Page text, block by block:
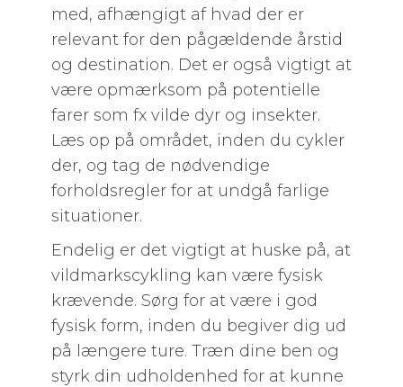
med, afhængigt af hvad der er
relevant for den pågældende årstid
og destination. Det er også vigtigt at
være opmærksom på potentielle
farer som fx vilde dyr og insekter.
Læs op på området, inden du cykler
der, og tag de nødvendige
forholdsregler for at undgå farlige
situationer.
Endelig er det vigtigt at huske på, at
vildmarkscykling kan være fysisk
krævende. Sørg for at være i god
fysisk form, inden du begiver dig ud
på længere ture. Træn dine ben og
styrk din udholdenhed for at kunne